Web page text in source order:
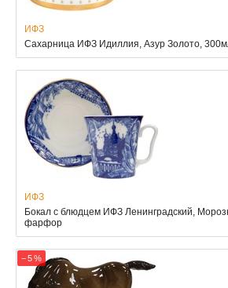
ИФЗ
Сахарница ИФЗ Идиллия, Азур Золото,
ИФЗ
Бокал с блюдцем ИФЗ Ленинградский,
фарфор
− 5 %